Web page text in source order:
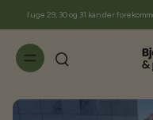
I uge 29, 30 og 31 kan der